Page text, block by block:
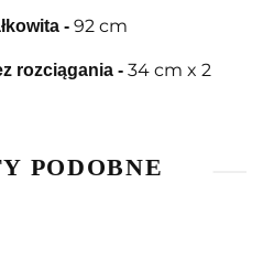
- 92 cm
rozciągania - 34 cm x 2
PODOBNE